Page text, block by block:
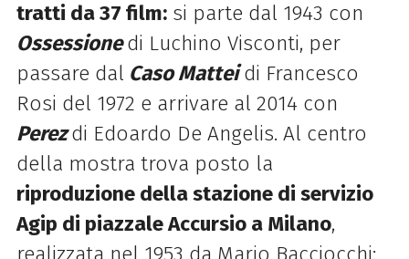
tratti da 37 film:si parte dal 1943 con
Ossessionedi Luchino Visconti, per
passare dal Caso Matteidi Francesco
Rosi del 1972 e arrivare al 2014 con
Perezdi Edoardo De Angelis. Al centro
della mostra trova posto la
riproduzione della stazione di servizio
Agip di piazzale Accursio a Milano,
realizzata nel 1953 da Mario Bacciocchi: